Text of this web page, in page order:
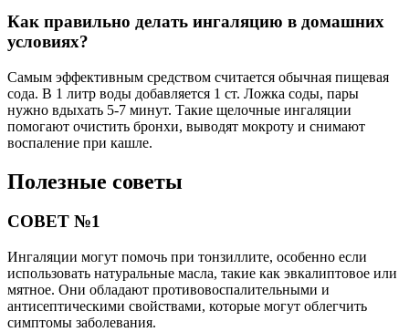
Как правильно делать ингаляцию в домашних
условиях?
Самым эффективным средством считается обычная пищевая
сода. В 1 литр воды добавляется 1 ст. Ложка соды, пары
нужно вдыхать 5-7 минут. Такие щелочные ингаляции
помогают очистить бронхи, выводят мокроту и снимают
воспаление при кашле.
Полезные советы
СОВЕТ №1
Ингаляции могут помочь при тонзиллите, особенно если
использовать натуральные масла, такие как эвкалиптовое или
мятное. Они обладают противовоспалительными и
антисептическими свойствами, которые могут облегчить
симптомы заболевания.